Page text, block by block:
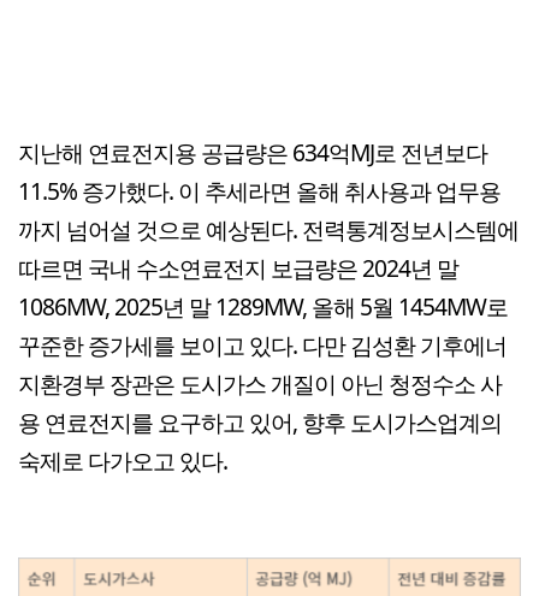
지난해 연료전지용 공급량은 634억MJ로 전년보다
11.5% 증가했다. 이 추세라면 올해 취사용과 업무용
까지 넘어설 것으로 예상된다. 전력통계정보시스템에
따르면 국내 수소연료전지 보급량은 2024년 말
1086MW, 2025년 말 1289MW, 올해 5월 1454MW로
꾸준한 증가세를 보이고 있다. 다만 김성환 기후에너
지환경부 장관은 도시가스 개질이 아닌 청정수소 사
용 연료전지를 요구하고 있어, 향후 도시가스업계의
숙제로 다가오고 있다.